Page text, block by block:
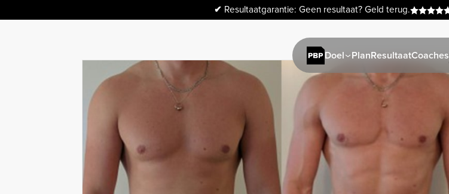
✔ Resultaatgarantie: Geen resultaat? Geld terug.
Doel PlanResultaatCoaches